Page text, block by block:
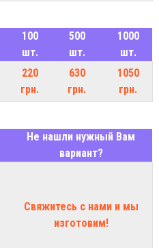
100
шт.
500
шт.
1000
шт.
220
грн.
630
грн.
1050
грн.
Не нашли нужный Вам
вариант?
Свяжитесь с нами и мы
изготовим!